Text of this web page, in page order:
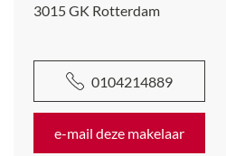
3015 GK Rotterdam
0104214889
e-mail deze makelaar